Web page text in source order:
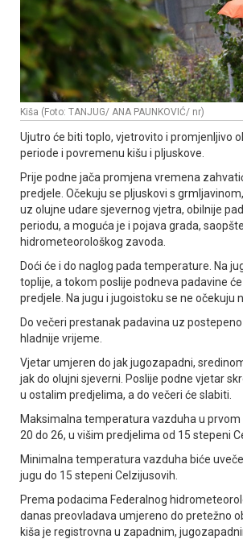
Kiša (Foto: TANJUG/ ANA PAUNKOVIĆ/ nr)
Ujutro će biti toplo, vjetrovito i promjenljivo
periode i povremenu kišu i pljuskove.
Prije podne jača promjena vremena
predjele. Očekuju se pljuskovi s
uz olujne udare sjevernog vjetra, obilnije
periodu, a moguća je i pojava grada,
hidrometeorološkog zavoda.
Doći će i do naglog pada temperature. Na
toplije, a tokom poslije podneva padavine
predjele. Na jugu i jugoistoku se ne očekuju
Do večeri prestanak padavina uz
hladnije vrijeme.
Vjetar umjeren do jak jugozapadni,
jak do olujni sjeverni. Poslije podne vjetar
u ostalim predjelima, a do večeri će slabiti.
Maksimalna temperatura vazduha u prvom
20 do 26, u višim predjelima od 15 stepeni
Minimalna temperatura vazduha biće
jugu do 15 stepeni Celzijusovih.
Prema podacima Federalnog
danas preovladava umjereno do pretežno
kiša je registrovna u zapadnim,